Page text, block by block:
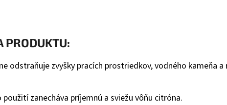
PRODUKTU:
odstraňuje zvyšky pracích prostriedkov, vodného kameňa
použití zanecháva príjemnú a sviežu vôňu citróna.